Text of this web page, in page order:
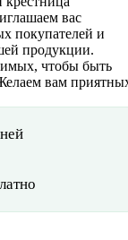
вас
покупателей и
продукции.
чтобы быть
вам